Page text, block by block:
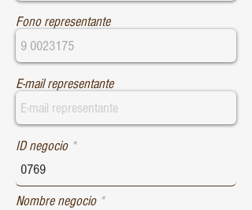
Fono representante
E-mail representante
ID negocio
Nombre negocio